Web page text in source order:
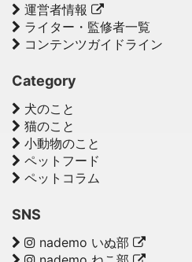
運営者情報
ライター・監修者一覧
コンテンツガイドライン
Category
犬のこと
猫のこと
小動物のこと
ペットフード
ペットコラム
SNS
nademo いぬ部